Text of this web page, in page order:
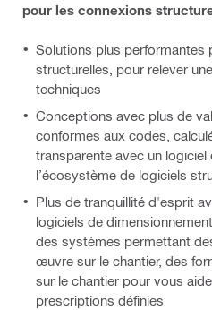
pour les connexions
Solutions plus performantes
structurelles, pour relever
techniques
Conceptions avec plus de
conformes aux codes,
transparente avec un logiciel
l’écosystème de logiciels
Plus de tranquillité d'esprit
logiciels de
des systèmes permettant
œuvre sur le chantier, des
sur le chantier pour vous
prescriptions définies